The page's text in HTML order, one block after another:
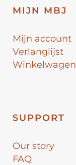
MIJN MBJ
Mijn account
Verlanglijst
Winkelwagen
SUPPORT
Our story
FAQ